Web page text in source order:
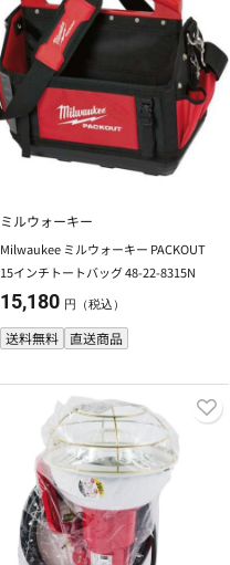
ミルウォーキー
Milwaukee ミルウォーキー PACKOUT
15インチトートバッグ 48-22-8315N
15,180 円（税込）
送料無料 直送商品